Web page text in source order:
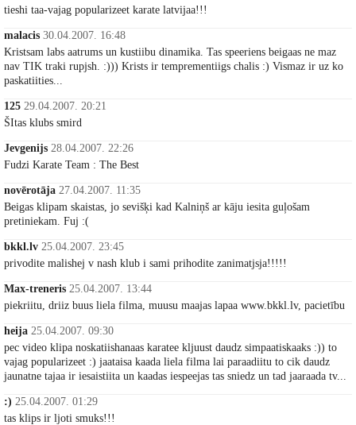
tieshi taa-vajag popularizeet karate latvijaa!!!
malacis 30.04.2007. 16:48
Kristsam labs aatrums un kustiibu dinamika. Tas speeriens beigaas ne maz
nav TIK traki rupjsh. :))) Krists ir temprementiigs chalis :) Vismaz ir uz ko
paskatiities...
125 29.04.2007. 20:21
ŠItas klubs smird
Jevgenijs 28.04.2007. 22:26
Fudzi Karate Team : The Best
novērotāja 27.04.2007. 11:35
Beigas klipam skaistas, jo sevišķi kad Kalniņš ar kāju iesita guļošam
pretiniekam. Fuj :(
bkkl.lv 25.04.2007. 23:45
privodite malishej v nash klub i sami prihodite zanimatjsja!!!!!
Max-treneris 25.04.2007. 13:44
piekriitu, driiz buus liela filma, muusu maajas lapaa www.bkkl.lv, pacietību
heija 25.04.2007. 09:30
pec video klipa noskatiishanaas karatee kljuust daudz simpaatiskaaks :)) to
vajag popularizeet :) jaataisa kaada liela filma lai paraadiitu to cik daudz
jaunatne tajaa ir iesaistiita un kaadas iespeejas tas sniedz un tad jaaraada tv...
:) 25.04.2007. 01:29
tas klips ir ljoti smuks!!!